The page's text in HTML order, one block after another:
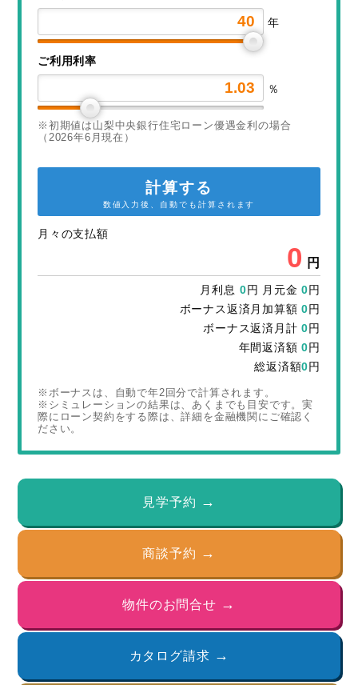
年
ご利用利率
％
※初期値は山梨中央銀行住宅ローン優遇金利の場合
（2026年6月現在）
計算する
数値入力後、自動でも計算されます
月々の支払額
0 円
月利息 0円 月元金0円
ボーナス返済月加算額0円
ボーナス返済月計0円
年間返済額0円
総返済額0円
※ボーナスは、自動で年2回分で計算されます。
※シミュレーションの結果は、あくまでも目安です。実
際にローン契約をする際は、詳細を金融機関にご確認く
ださい。
見学予約
商談予約
物件のお問合せ
カタログ請求